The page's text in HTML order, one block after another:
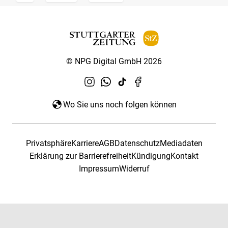
© NPG Digital GmbH 2026
Wo Sie uns noch folgen können
PrivatsphäreKarriereAGBDatenschutzMediadaten
Erklärung zur BarrierefreiheitKündigungKontakt
ImpressumWiderruf